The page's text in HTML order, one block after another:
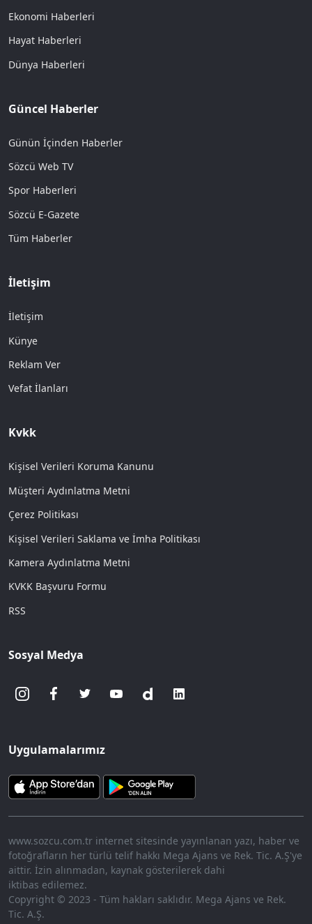
Ekonomi Haberleri
Hayat Haberleri
Dünya Haberleri
Güncel Haberler
Günün İçinden Haberler
Sözcü Web TV
Spor Haberleri
Sözcü E-Gazete
Tüm Haberler
İletişim
İletişim
Künye
Reklam Ver
Vefat İlanları
Kvkk
Kişisel Verileri Koruma Kanunu
Müşteri Aydınlatma Metni
Çerez Politikası
Kişisel Verileri Saklama ve İmha Politikası
Kamera Aydınlatma Metni
KVKK Başvuru Formu
RSS
Sosyal Medya
Uygulamalarımız
www.sozcu.com.tr internet sitesinde yayınlanan yazı, haber ve
fotoğrafların her türlü telif hakkı Mega Ajans ve Rek. Tic. A.Ş'ye
aittir. İzin alınmadan, kaynak gösterilerek dahi
iktibas edilemez.
Copyright © 2023 - Tüm hakları saklıdır. Mega Ajans ve Rek.
Tic. A.Ş.